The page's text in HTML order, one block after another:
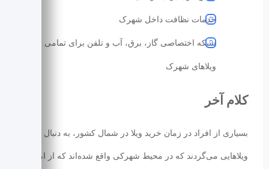
خدمات نظافت داخل شهرک
شبکه اختصاصی گاز، برق، آب و تلفن برای تمامی
ویلا‌های شهرک
کلام آخر
بسیاری از افراد در زمان خرید ویلا در شمال کشور، به دنبال
ویلاهایی می‌گردند که در محیط شهرکی واقع شده‌اند که از امنیت